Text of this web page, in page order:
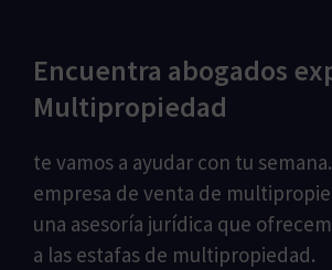
Encuentra abogados
Multipropiedad
te vamos a ayudar con tu
empresa de venta de
una asesoría jurídica que
a las estafas de multipropiedad.